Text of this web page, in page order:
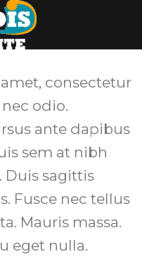
consectetur
odio.
ante dapibus
sem at nibh
sagittis
Fusce nec tellus
Mauris massa.
eget nulla.